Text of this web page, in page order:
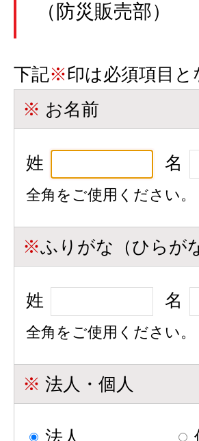
（防災販売部）
下記※印は必須項目と
※ お名前
姓 名
全角をご使用ください。
※ふりがな（ひらが
姓 名
全角をご使用ください。
※ 法人・個人
法人